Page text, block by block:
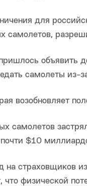
для
самолетов,
объявить
самолеты из-
возобновляет
самолетов
$10
на страховщиков
физической